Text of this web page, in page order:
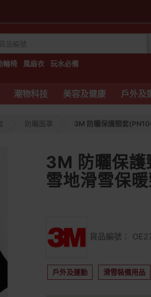
輪椅 風扇衣 玩水必備
潮物科技 美容及健康 戶外及
防曬面罩 3M 防曬保護頸套
3M 防曬保
雪地滑雪保
貨品編號：
戶外及運動 滑雪裝備用品